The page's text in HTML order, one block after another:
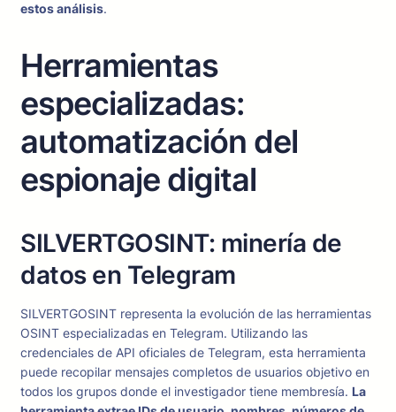
estos análisis.
Herramientas
especializadas:
automatización del
espionaje digital
SILVERTGOSINT: minería de
datos en Telegram
SILVERTGOSINT representa la evolución de las herramientas
OSINT especializadas en Telegram. Utilizando las
credenciales de API oficiales de Telegram, esta herramienta
puede recopilar mensajes completos de usuarios objetivo en
todos los grupos donde el investigador tiene membresía. La